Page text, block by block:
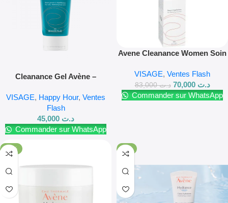
Cleanance Gel Avène –
VISAGE, Happy Hour, Ventes
Flash
د.ت
Commander sur WhatsApp
Avene Cleanance Women Soin
VISAGE, Ventes Flash
د.ت83,000 د.ت 70,000
Commander sur WhatsApp
-15% -8%